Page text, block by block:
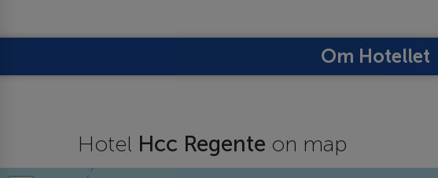
Om Hotellet
Hotel Hcc Regente on map